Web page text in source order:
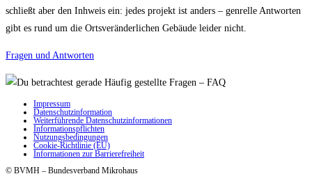
schließt aber den Inhweis ein: jedes projekt ist anders – genrelle Antworten
gibt es rund um die Ortsveränderlichen Gebäude leider nicht.
Fragen und Antworten
Impressum
Datenschutzinformation
Weiterführende Datenschutzinformationen
Informationspflichten
Nutzungsbedingungen
Cookie-Richtlinie (EU)
Informationen zur Barrierefreiheit
© BVMH – Bundesverband Mikrohaus